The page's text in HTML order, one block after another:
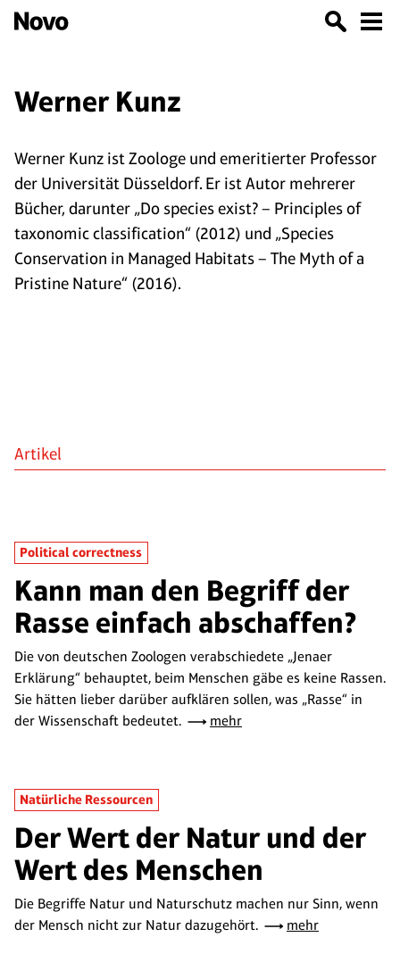
Werner Kunz
Werner Kunz ist Zoologe und emeritierter Professor
der Universität Düsseldorf. Er ist Autor mehrerer
Bücher, darunter „Do species exist? – Principles of
taxonomic classification“ (2012) und „Species
Conservation in Managed Habitats – The Myth of a
Pristine Nature“ (2016).
Artikel
Political correctness
Kann man den Begriff der
Rasse einfach abschaffen?
Die von deutschen Zoologen verabschiedete „Jenaer
Erklärung“ behauptet, beim Menschen gäbe es keine Rassen.
Sie hätten lieber darüber aufklären sollen, was „Rasse“ in
der Wissenschaft bedeutet.
mehr
Natürliche Ressourcen
Der Wert der Natur und der
Wert des Menschen
Die Begriffe Natur und Naturschutz machen nur Sinn, wenn
der Mensch nicht zur Natur dazugehört.
mehr